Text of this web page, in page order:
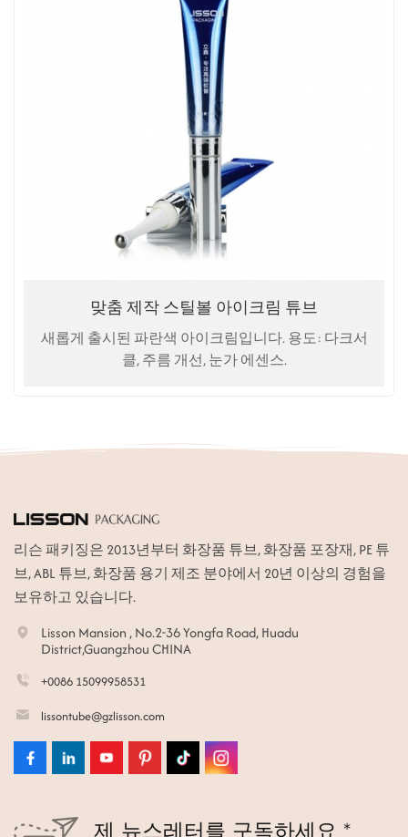
맞춤 제작 스틸볼 아이크림 튜브
새롭게 출시된 파란색 아이크림입니다. 용도: 다크서
클, 주름 개선, 눈가 에센스.
리슨 패키징은 2013년부터 화장품 튜브, 화장품 포장재, PE 튜
브, ABL 튜브, 화장품 용기 제조 분야에서 20년 이상의 경험을
보유하고 있습니다.
Lisson Mansion , No.2-36 Yongfa Road, Huadu
District,Guangzhou CHINA
+0086 15099958531
lissontube@gzlisson.com
제 뉴스레터를 구독하세요 *